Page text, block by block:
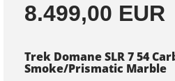
8.499,00 EUR
Trek Domane SLR 7 54
Smoke/Prismatic Marble